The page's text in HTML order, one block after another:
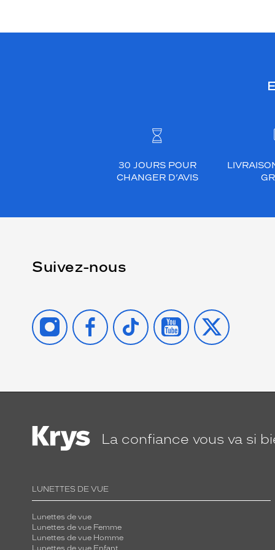
30 JOURS POUR
CHANGER D’AVIS
Suivez-nous
INSTAGRAMFACEBOOK
TIKTOK YOUTUBE
X
La confiance vous va si
LUNETTES DE VUE
Lunettes de vue
Lunettes de vue Femme
Lunettes de vue Homme
Lunettes de vue Enfant